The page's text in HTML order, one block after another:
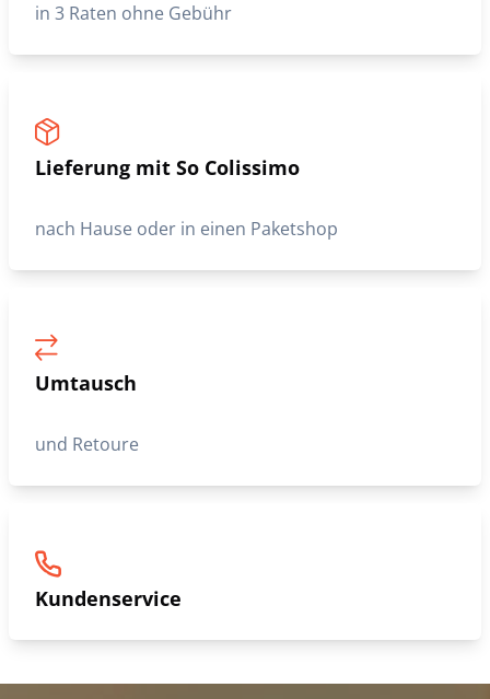
in 3 Raten ohne Gebühr
Lieferung mit So Colissimo
nach Hause oder in einen Paketshop
Umtausch
und Retoure
Kundenservice